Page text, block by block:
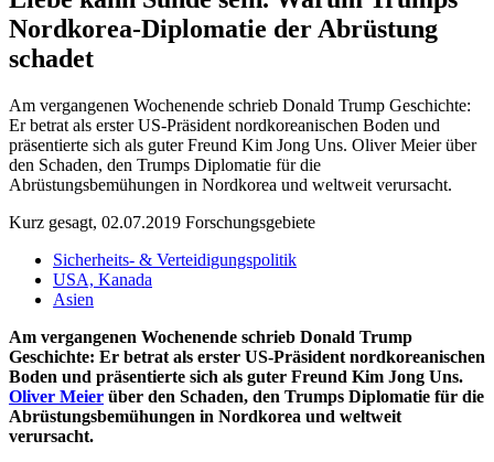
Nordkorea-Diplomatie der Abrüstung
schadet
Am vergangenen Wochenende schrieb Donald Trump Geschichte:
Er betrat als erster US-Präsident nordkoreanischen Boden und
präsentierte sich als guter Freund Kim Jong Uns. Oliver Meier über
den Schaden, den Trumps Diplomatie für die
Abrüstungsbemühungen in Nordkorea und weltweit verursacht.
Kurz gesagt, 02.07.2019 Forschungsgebiete
Sicherheits- & Verteidigungspolitik
USA, Kanada
Asien
Am vergangenen Wochenende schrieb Donald Trump
Geschichte: Er betrat als erster US-Präsident nordkoreanischen
Boden und präsentierte sich als guter Freund Kim Jong Uns.
Oliver Meier über den Schaden, den Trumps Diplomatie für die
Abrüstungsbemühungen in Nordkorea und weltweit
verursacht.